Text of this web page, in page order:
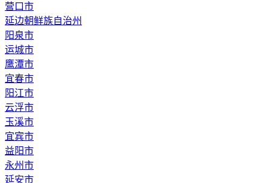
营口市
延边朝鲜族自治州
阳泉市
运城市
鹰潭市
宜春市
阳江市
云浮市
玉溪市
宜宾市
益阳市
永州市
延安市